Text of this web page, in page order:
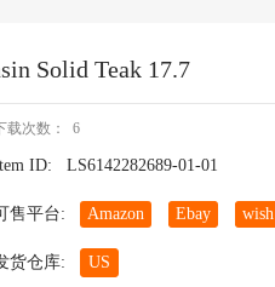
Solid Teak 17.7
载次数： 6
ID: LS6142282689-01-01
售平台: Amazon Ebay wish
货仓库: US